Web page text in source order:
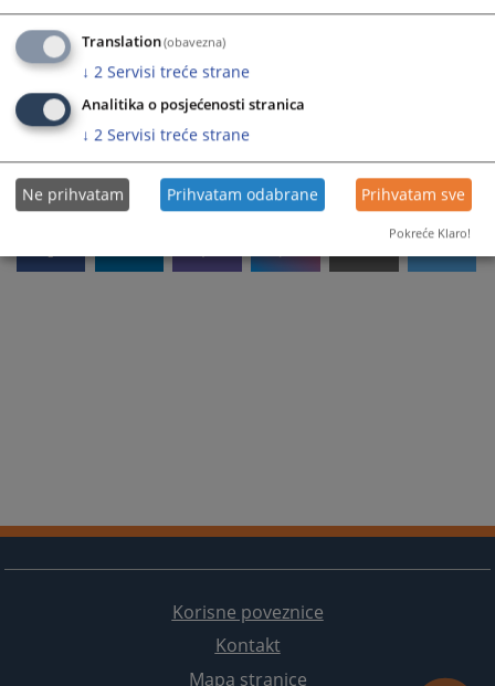
2797 PREGLEDA
Korisne poveznice
Kontakt
Mapa stranice
Translation(obavezna)
↓ 2 Servisi treće strane
Analitika o posjećenosti stranica
↓ 2 Servisi treće strane
Ne prihvatam Prihvatam odabrane Prihvatam sve
Pokreće Klaro!